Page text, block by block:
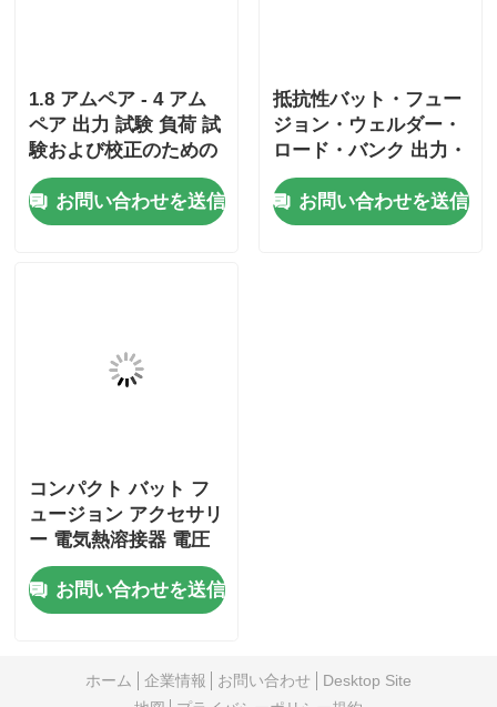
1.8 アムペア - 4 アム
ペア 出力 試験 負荷 試
験および校正のための
電流溶接機
お問い合わせを送信
抵抗性バット・フュー
ジョン・ウェルダー・
ロード・バンク 出力・
パワー・テスト・ロー
ド・バンク
お問い合わせを送信
コンパクト バット フ
ュージョン アクセサリ
ー 電気熱溶接器 電圧
テスト 入力電圧試験箱
お問い合わせを送信
ホーム 企業情報 お問い合わせ
Desktop Site